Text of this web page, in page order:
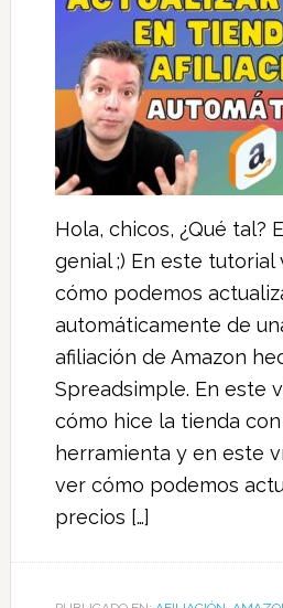
Hola, chicos, ¿Qué tal?
genial ;) En este tutorial
cómo podemos
automáticamente de
afiliación de Amazon
Spreadsimple. En este
cómo hice la tienda
herramienta y en este
ver cómo podemos
precios […]